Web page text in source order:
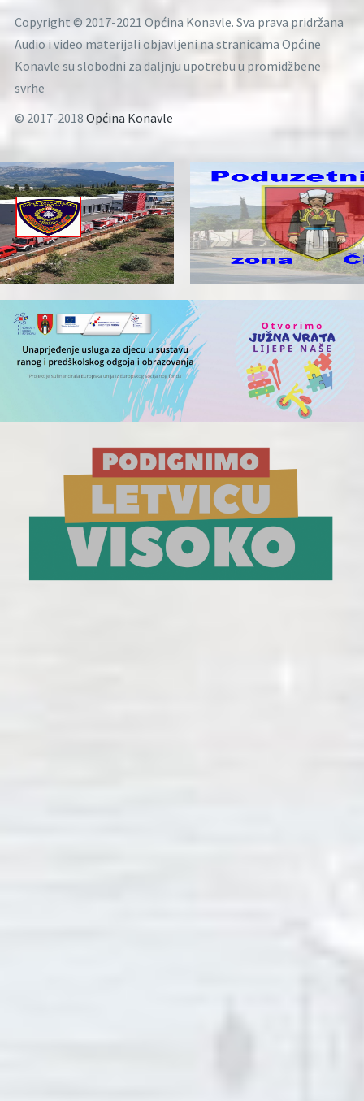
Copyright © 2017-2021 Općina Konavle. Sva prava pridržana
Audio i video materijali objavljeni na stranicama Općine
Konavle su slobodni za daljnju upotrebu u promidžbene
svrhe
© 2017-2018 Općina Konavle